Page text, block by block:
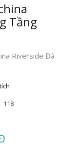
Tầng
Riverside Đà
118